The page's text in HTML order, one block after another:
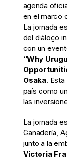
agenda
en el marco
La jornada
del diálogo
con un
“Why
Osaka.
país como
las
La jornada
Ganadería,
junto a la
Victoria